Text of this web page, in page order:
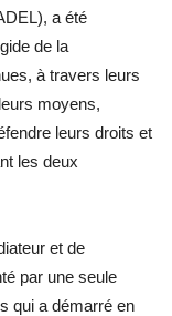
a été
de la
à travers leurs
moyens,
leurs droits et
les deux
et de
par une seule
qui a démarré en